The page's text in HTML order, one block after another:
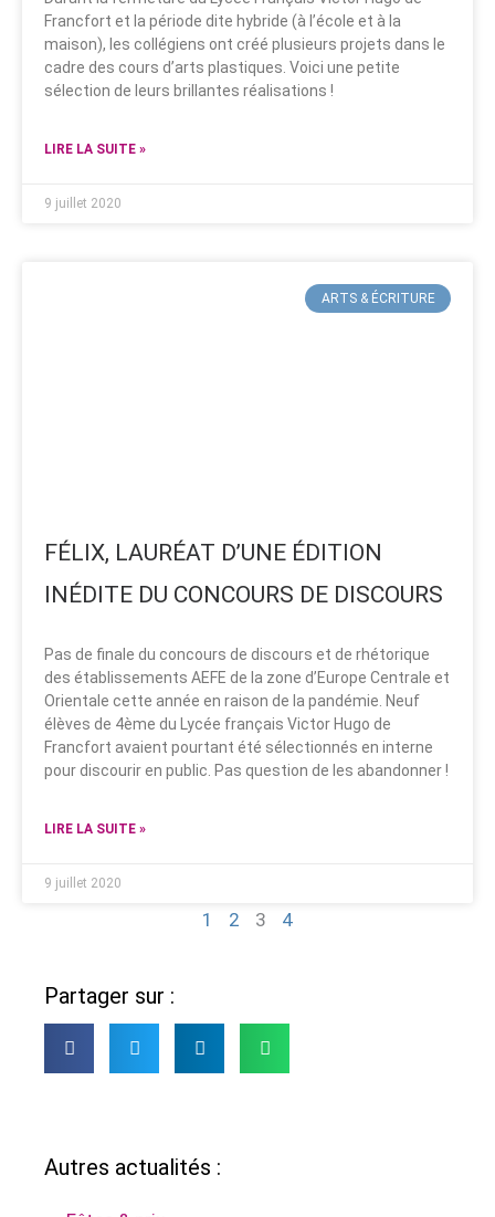
Francfort et la période dite hybride (à l’école et à la
maison), les collégiens ont créé plusieurs projets dans le
cadre des cours d’arts plastiques. Voici une petite
sélection de leurs brillantes réalisations !
LIRE LA SUITE »
9 juillet 2020
ARTS & ÉCRITURE
FÉLIX, LAURÉAT D’UNE ÉDITION
INÉDITE DU CONCOURS DE DISCOURS
Pas de finale du concours de discours et de rhétorique
des établissements AEFE de la zone d’Europe Centrale et
Orientale cette année en raison de la pandémie. Neuf
élèves de 4ème du Lycée français Victor Hugo de
Francfort avaient pourtant été sélectionnés en interne
pour discourir en public. Pas question de les abandonner !
LIRE LA SUITE »
9 juillet 2020
1 2 3 4
Partager sur :
Autres actualités :